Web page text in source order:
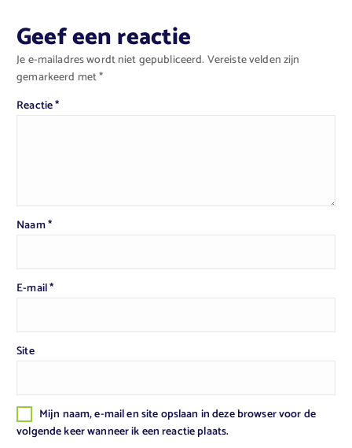
Geef een reactie
Je e-mailadres wordt niet gepubliceerd. Vereiste velden zijn
gemarkeerd met*
Reactie*
Naam*
E-mail*
Site
Mijn naam, e-mail en site opslaan in deze browser voor de
volgende keer wanneer ik een reactie plaats.